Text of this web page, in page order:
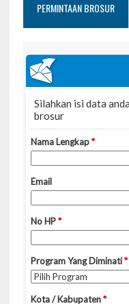
PERMINTAAN BROSUR